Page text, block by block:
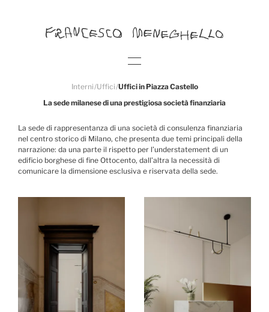
La sede milanese di una prestigiosa società finanziaria
Interni/Uffici/Uffici in Piazza Castello
La sede di rappresentanza di una società di consulenza finanziaria
nel centro storico di Milano, che presenta due temi principali della
narrazione: da una parte il rispetto per l’understatement di un
edificio borghese di fine Ottocento, dall’altra la necessità di
comunicare la dimensione esclusiva e riservata della sede.